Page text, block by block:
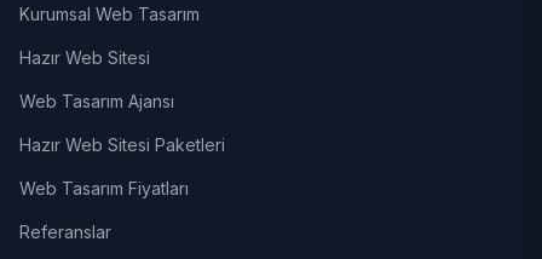
Kurumsal Web Tasarım
Hazır Web Sitesi
Web Tasarım Ajansı
Hazır Web Sitesi Paketleri
Web Tasarım Fiyatları
Referanslar